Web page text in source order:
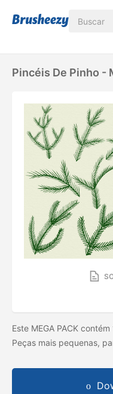
Pincéis De Pinho -
Este MEGA PACK
Peças mais pequenas,